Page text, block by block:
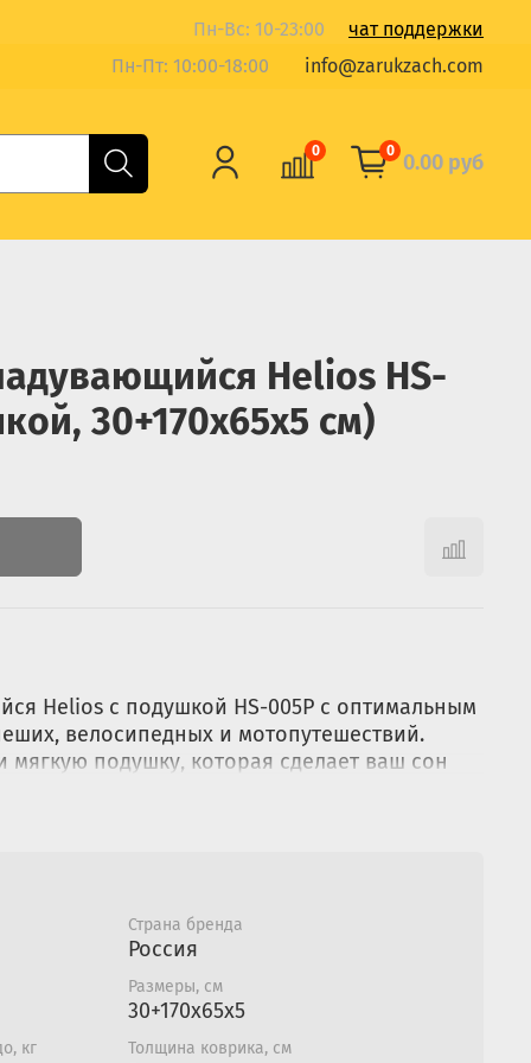
Пн-Вс: 10-23:00
чат поддержки
Пн-Пт: 10:00-18:00 info@zarukzach.com
0 0 0.00 руб
Helios HS-
30+170x65x5 см)
Helios с подушкой HS-005P с оптимальным
велосипедных и мотопутешествий.
подушку, которая сделает ваш сон
оснащается 2 клапанами – для
см;
см;
до 130 кг;
Страна бренда
Россия
Размеры, см
30+170x65х5
кг Толщина коврика, см